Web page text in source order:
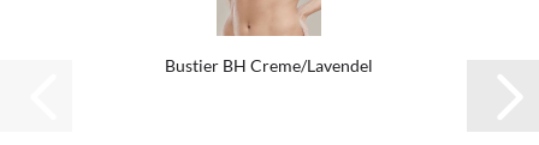
Bustier BH Creme/Lavendel